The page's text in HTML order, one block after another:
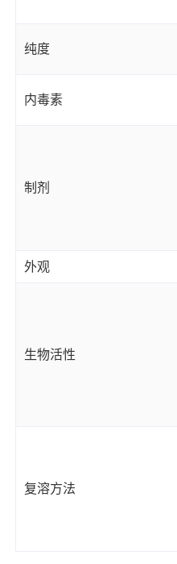
纯度
内毒素
制剂
外观
生物活性
复溶方法